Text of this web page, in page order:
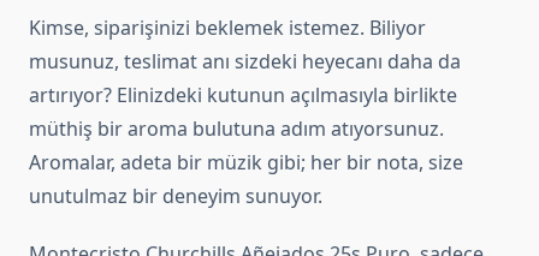
Kimse, siparişinizi beklemek istemez. Biliyor
musunuz, teslimat anı sizdeki heyecanı daha da
artırıyor? Elinizdeki kutunun açılmasıyla birlikte
müthiş bir aroma bulutuna adım atıyorsunuz.
Aromalar, adeta bir müzik gibi; her bir nota, size
unutulmaz bir deneyim sunuyor.